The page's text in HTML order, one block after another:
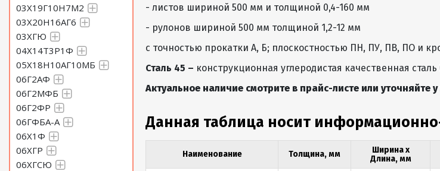
03Х19Г10Н7М2
03Х20Н16АГ6
03ХГЮ
04Х14Т3Р1Ф
05Х18Н10АГ10МБ
06Г2АФ
06Г2МФБ
06Г2ФР
06ГФБА-А
06Х1Ф
06ХГР
06ХГСЮ
- листов шириной 500 мм и толщиной 0,4-160 мм
- рулонов шириной 500 мм толщиной 1,2-12 мм
с точностью прокатки А, Б; плоскостностью ПН, ПУ, ПВ, ПО и
Сталь 45 – конструкционная углеродистая качественная
Актуальное наличие смотрите в прайс-листе или уточняйте
Данная таблица носит
Наименование Толщина, мм
Ширина х
Длина, мм